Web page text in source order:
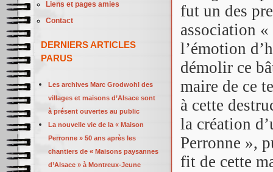
fut un des
association
l’émotion
démolir ce
maire de ce
à cette
la création
Perronne »,
fit de cette
Liens et pages amies
Contact
DERNIERS ARTICLES
PARUS
Les archives Marc Grodwohl des
villages et maisons d’Alsace sont
à présent ouvertes au public
La nouvelle vie de la « Maison
Perronne » 50 ans après les
chantiers de « Maisons paysannes
d’Alsace » à Montreux-Jeune